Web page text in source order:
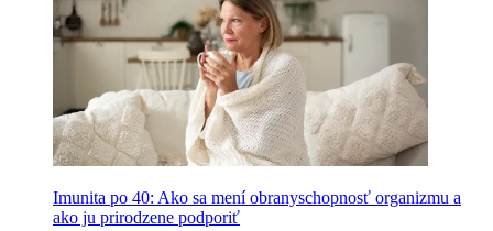
Imunita po 40: Ako sa mení obranyschopnosť organizmu a
ako ju prirodzene podporiť